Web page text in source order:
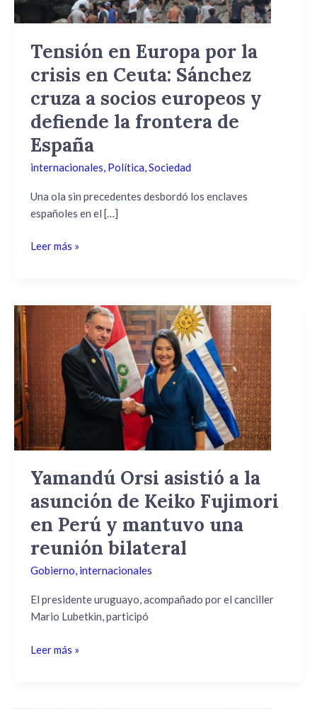
Tensión en Europa por la
crisis en Ceuta: Sánchez
cruza a socios europeos y
defiende la frontera de
España
internacionales, Política,Sociedad
Una ola sin precedentes desbordó los enclaves
españoles en el […]
Ceuta:
Sánchez
a
socios
y
defiende
la
frontera
de
España
Leer más »
Yamandú Orsi asistió a la
asunción de Keiko Fujimori
en Perú y mantuvo una
reunión bilateral
Gobierno, internacionales
El presidente uruguayo, acompañado por el canciller
Mario Lubetkin, participó
Yamandú
asistió
asunción
de
Keiko
Fujimori
Perú
y
mantuvo
una
reunión
bilateral
Leer más »